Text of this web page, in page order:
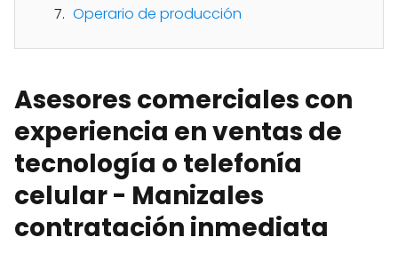
Operario de producción
Asesores comerciales con
experiencia en ventas de
tecnología o telefonía
celular - Manizales
contratación inmediata